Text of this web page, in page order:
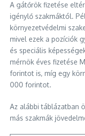
A gátőrök fizetése
igénylő szakmáktól.
környezetvédelmi
mivel ezek a pozíciók
és speciális
mérnök éves fizetése
forintot is, míg egy
000 forintot.
Az alábbi táblázatban
más szakmák